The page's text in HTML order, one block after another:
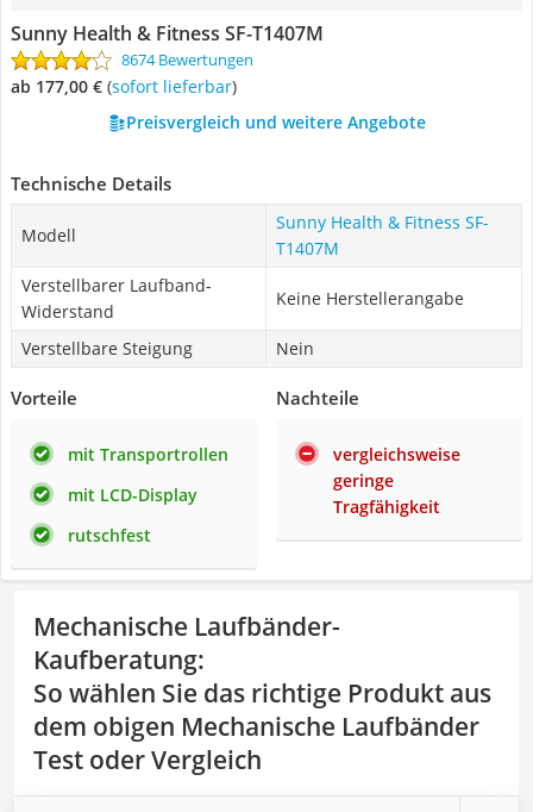
Sunny Health & Fitness ‎SF-T1407M
8674 Bewertungen
ab 177,00 € ( Sofort lieferbar)
Preisvergleich und weitere Angebote
Technische Details
Modell
Sunny Health & Fitness ‎SF-
T1407M
Verstellbarer Laufband-
Widerstand
Keine Herstellerangabe
Verstellbare Steigung Nein
Vorteile
mit Transportrollen
mit LCD-Display
rutschfest
Nachteile
vergleichsweise
geringe
Tragfähigkeit
Mechanische Laufbänder-
Kaufberatung:
So wählen Sie das richtige Produkt aus
dem obigen Mechanische Laufbänder
Test oder Vergleich